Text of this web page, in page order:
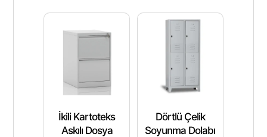
İkili Kartoteks
Askılı Dosya
Dörtlü Çelik
Soyunma Dolabı